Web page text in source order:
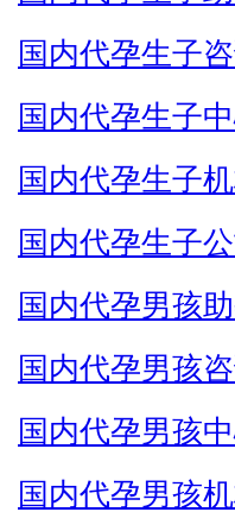
国内代孕生子
国内代孕生子
国内代孕生子
国内代孕生子公
国内代孕男孩
国内代孕男孩
国内代孕男孩
国内代孕男孩